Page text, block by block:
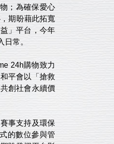
；為確保愛心
期盼藉此拓寬
」平台，今年
常。
24h購物致力
平會以「搶救
創社會永續價
事支持及環保
的數位參與管